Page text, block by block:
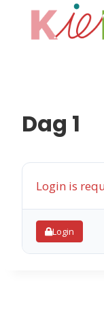
Dag 1
Login is
Login